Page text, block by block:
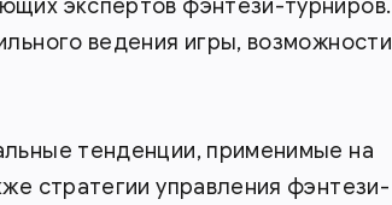
экспертов фэнтези-турниров.
ведения игры, возможности
тенденции, применимые на
стратегии управления фэнтези-